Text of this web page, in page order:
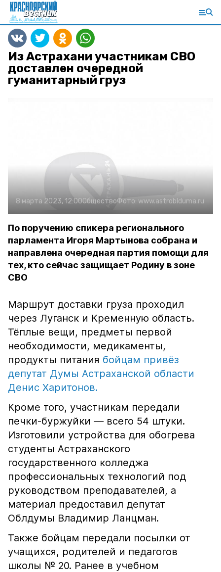
Из Астрахани участникам СВО
доставлен очередной
гуманитарный груз
8 марта 2023, 12:00ОбществоФото: www.astroblduma.ru
По поручению спикера регионального
парламента Игоря Мартынова собрана и
направлена очередная партия помощи для
тех, кто сейчас защищает Родину в зоне
СВО
Маршрут доставки груза проходил
через Луганск и Кременную область.
Тёплые вещи, предметы первой
необходимости, медикаменты,
продукты питания бойцам привёз
депутат Думы Астраханской области
Денис Харитонов.
Кроме того, участникам передали
печки-буржуйки — всего 54 штуки.
Изготовили устройства для обогрева
студенты Астраханского
государственного колледжа
профессиональных технологий под
руководством преподавателей, а
материал предоставил депутат
Облдумы Владимир Ланцман.
Также бойцам передали посылки от
учащихся, родителей и педагогов
школы № 20. Ранее в учебном